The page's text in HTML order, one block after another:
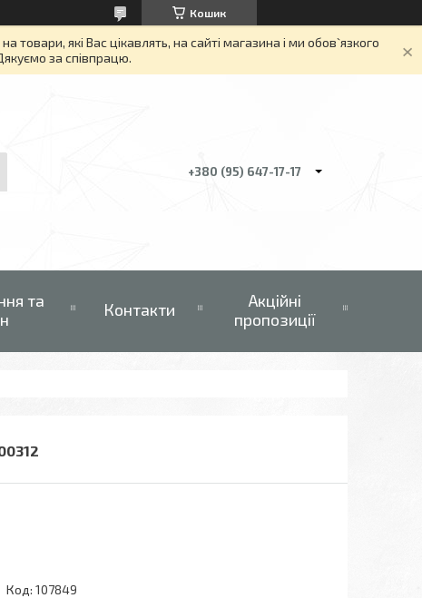
Кошик
які Вас цікавлять, на сайті магазина і ми обов`язкого
за співпрацю.
+380 (95) 647-17-17
та
Контакти
Акційні
пропозиції
Код: 107849